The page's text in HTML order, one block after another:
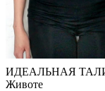
ИДЕАЛЬНАЯ
Животе